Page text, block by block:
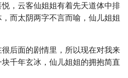
，云客仙姐姐有着先天道体中排
而太阴两字不言而喻，仙儿姐姐
后面的剧情里，所以现在对我来
千年玄冰，仙儿姐姐的拥抱简直